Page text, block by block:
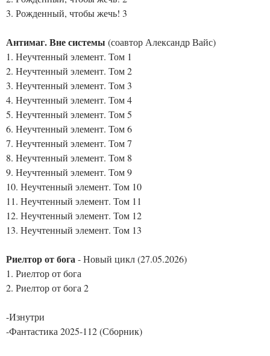
3. Рожденный, чтобы жечь! 3
Антимаг. Вне системы (соавтор Александр Вайс)
1. Неучтенный элемент. Том 1
2. Неучтенный элемент. Том 2
3. Неучтенный элемент. Том 3
4. Неучтенный элемент. Том 4
5. Неучтенный элемент. Том 5
6. Неучтенный элемент. Том 6
7. Неучтенный элемент. Том 7
8. Неучтенный элемент. Том 8
9. Неучтенный элемент. Том 9
10. Неучтенный элемент. Том 10
11. Неучтенный элемент. Том 11
12. Неучтенный элемент. Том 12
13. Неучтенный элемент. Том 13
Риелтор от бога- Новый цикл (27.05.2026)
1. Риелтор от бога
2. Риелтор от бога 2
-Изнутри
-Фантастика 2025-112 (Сборник)